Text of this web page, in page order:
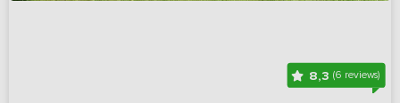
8,3(6 reviews)